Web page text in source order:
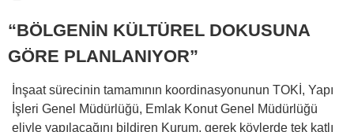
“BÖLGENİN KÜLTÜREL DOKUSUNA
GÖRE PLANLANIYOR”
İnşaat sürecinin tamamının koordinasyonunun TOKİ, Yapı
İşleri Genel Müdürlüğü, Emlak Konut Genel Müdürlüğü
eliyle yapılacağını bildiren Kurum, gerek köylerde tek katlı